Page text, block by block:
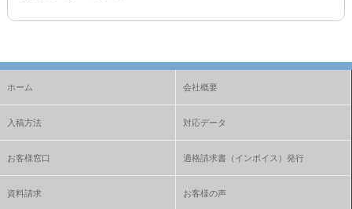
ホーム 会社概要
入稿方法 対応データ
お客様窓口 適格請求書（インボイス）発行
資料請求 お客様の声